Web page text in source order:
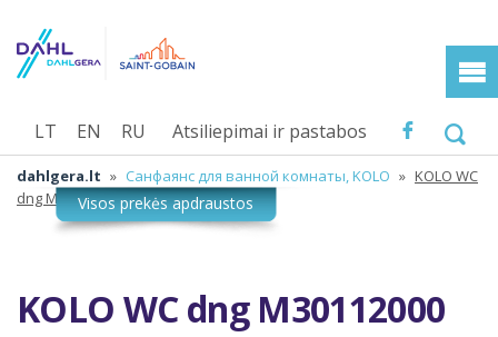
Atsiliepimai ir pastabos
LT EN RU
dahlgera.lt » Санфаянс для ванной комнаты, KOLO » KOLO WC
dng M30112000
KOLO WC dng M30112000